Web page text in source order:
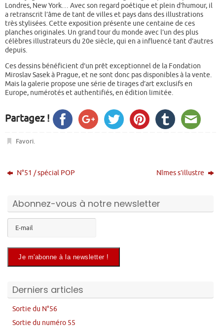
Londres, New York… Avec son regard poétique et plein d’humour, il
a retranscrit l’âme de tant de villes et pays dans des illustrations
très stylisées. Cette exposition présente une centaine de ces
planches originales. Un grand tour du monde avec l’un des plus
célèbres illustrateurs du 20e siècle, qui en a influencé tant d’autres
depuis.
Ces dessins bénéficient d’un prêt exceptionnel de la Fondation
Miroslav Sasek à Prague, et ne sont donc pas disponibles à la vente.
Mais la galerie propose une série de tirages d’art exclusifs en
Europe, numérotés et authentifiés, en édition limitée.
Partagez !
Favori.
N°51 / spécial POP Nîmes s’illustre
Abonnez-vous à notre newsletter
Derniers articles
Sortie du N°56
Sortie du numéro 55